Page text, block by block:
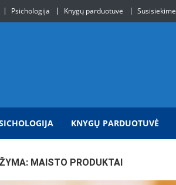
Psichologija Knygų parduotuvė Susisiekime
KNYGŲ PARDUOTUVĖ
ŽYMA: MAISTO PRODUKTAI